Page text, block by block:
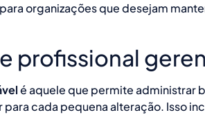
organizações que desejam
profissional
é aquele que permite administrar
cada pequena alteração. Isso